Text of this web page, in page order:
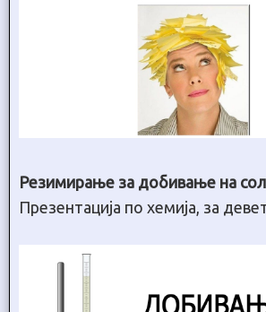
Резимирање за добивање на
Презентација по хемија, за